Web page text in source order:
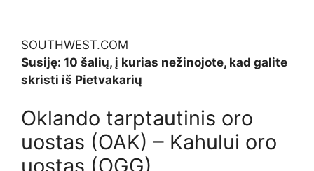
SOUTHWEST.COM
Susiję: 10 šalių, į kurias nežinojote, kad galite
skristi iš Pietvakarių
Oklando tarptautinis oro
uostas (OAK) – Kahului oro
uostas (OGG)